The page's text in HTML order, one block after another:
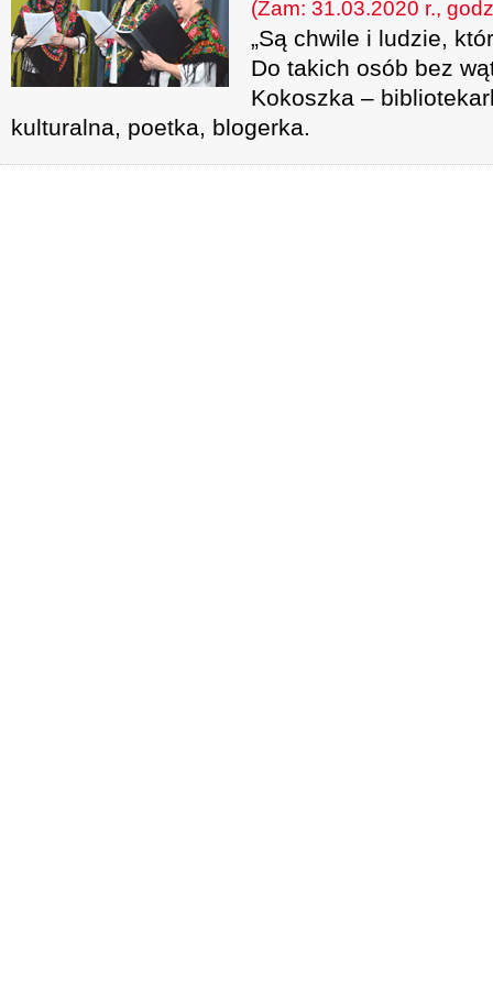
(Zam: 31.03.2020 r.,
„Są chwile i ludzie,
Do takich osób bez
Kokoszka –
kulturalna, poetka, blogerka.